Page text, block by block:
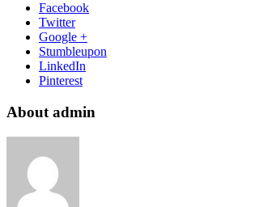
Facebook
Twitter
Google +
Stumbleupon
LinkedIn
Pinterest
About admin